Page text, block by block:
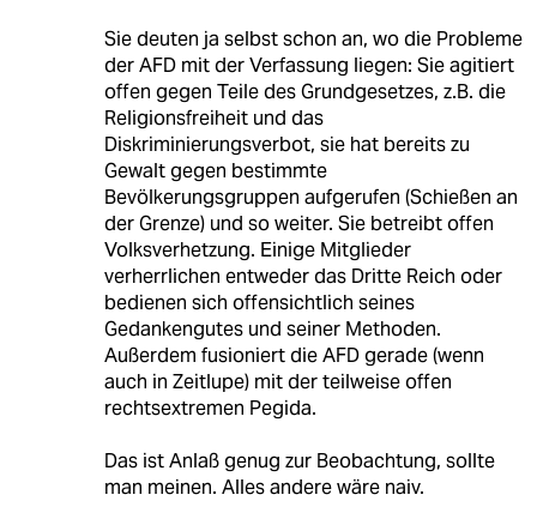
Sie deuten ja selbst schon an, wo die Probleme
der AFD mit der Verfassung liegen: Sie agitiert
offen gegen Teile des Grundgesetzes, z.B. die
Religionsfreiheit und das
Diskriminierungsverbot, sie hat bereits zu
Gewalt gegen bestimmte
Bevölkerungsgruppen aufgerufen (Schießen an
der Grenze) und so weiter. Sie betreibt offen
Volksverhetzung. Einige Mitglieder
verherrlichen entweder das Dritte Reich oder
bedienen sich offensichtlich seines
Gedankengutes und seiner Methoden.
Außerdem fusioniert die AFD gerade (wenn
auch in Zeitlupe) mit der teilweise offen
rechtsextremen Pegida.
Das ist Anlaß genug zur Beobachtung, sollte
man meinen. Alles andere wäre naiv.